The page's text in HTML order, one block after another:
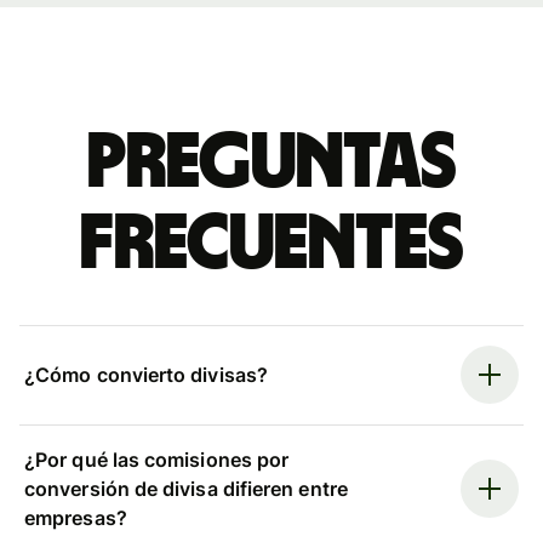
Preguntas
frecuentes
¿Cómo convierto divisas?
¿Por qué las comisiones por
conversión de divisa difieren entre
empresas?